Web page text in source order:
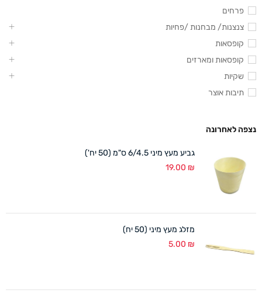
פרחים
צנצנות/ מבחנות /פחיות
קופסאות
קופסאות ומארזים
שקיות
תיבות אוצר
נצפה לאחרונה
גביע מעץ מיני 6/4.5 ס"מ (50 יח')
19.00 ₪
מזלג מעץ מיני (50 יח)
5.00 ₪